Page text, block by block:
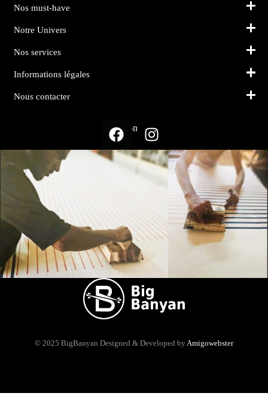
Nos must-have
Notre Univers
Nos services
Informations légales
Nous contacter
Suivez-nous sur
© 2025 BigBanyan Designed & Developed by Amigowebster